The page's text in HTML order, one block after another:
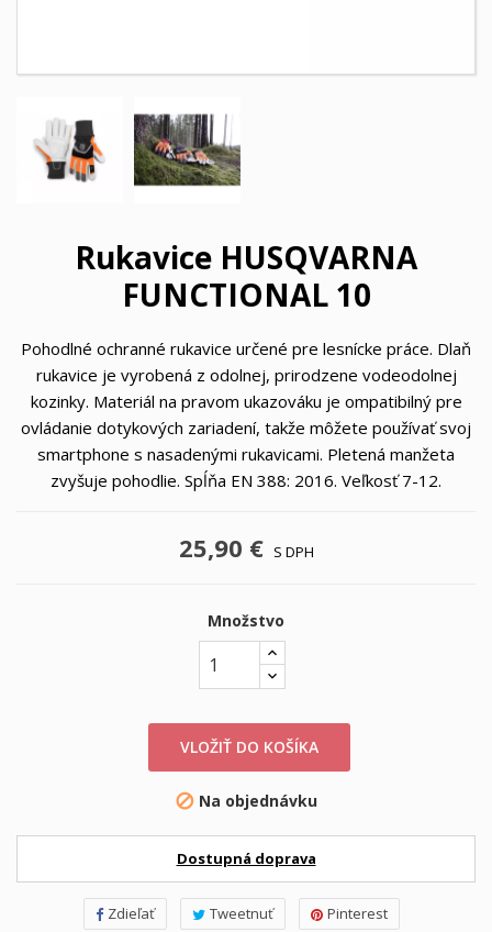
Rukavice HUSQVARNA
FUNCTIONAL 10
Pohodlné ochranné rukavice určené pre lesnícke práce. Dlaň
rukavice je vyrobená z odolnej, prirodzene vodeodolnej
kozinky. Materiál na pravom ukazováku je ompatibilný pre
ovládanie dotykových zariadení, takže môžete používať svoj
smartphone s nasadenými rukavicami. Pletená manžeta
zvyšuje pohodlie. Spĺňa EN 388: 2016. Veľkosť 7-12.
25,90 € S DPH
Množstvo
VLOŽIŤ DO KOŠÍKA
 Na objednávku
Dostupná doprava
Zdieľať Tweetnuť Pinterest